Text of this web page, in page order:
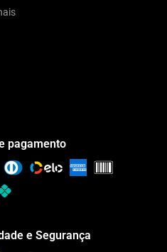
pagamento
e Segurança